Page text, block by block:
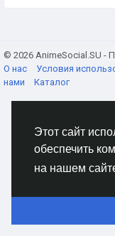
Этот сайт
обеспечить
на нашем
© 2026 AnimeSocial.SU -
О нас
Условия
нами
Каталог